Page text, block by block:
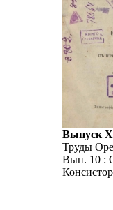
Выпуск X
Труды
Вып. 10 :